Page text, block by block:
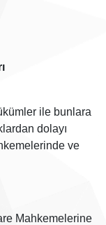
ile bunlara
dolayı
ve
Mahkemelerine